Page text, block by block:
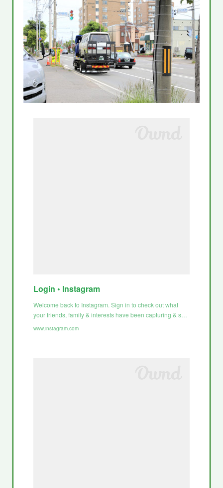
Login • Instagram
Welcome back to Instagram. Sign in to check out what
your friends, family & interests have been capturing & s…
www.instagram.com